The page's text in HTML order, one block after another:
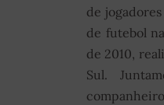
de
de futebol
de 2010,
Sul.